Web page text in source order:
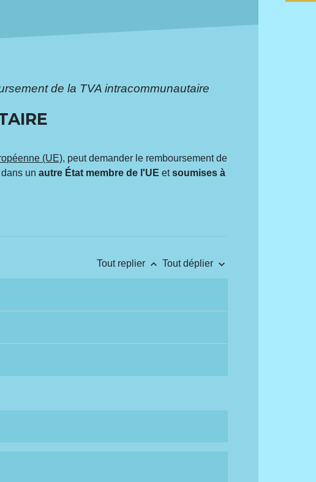
de la TVA intracommunautaire
(UE), peut demander le remboursement de
dans unautre État membre de l'UE etsoumises à
Tout replier keyboard_arrow_up Tout déplier keyboard_arrow_down